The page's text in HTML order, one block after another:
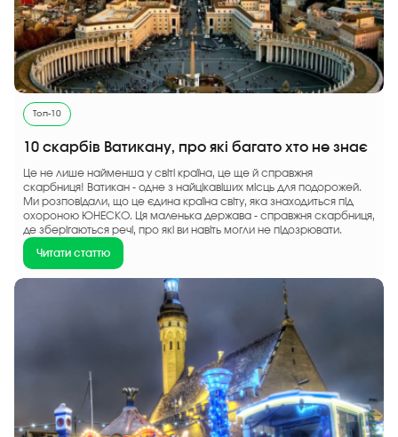
Топ-10
10 скарбів Ватикану, про які багато хто не знає
Це не лише найменша у світі країна, це ще й справжня
скарбниця! Ватикан - одне з найцікавіших місць для подорожей.
Ми розповідали, що це єдина країна світу, яка знаходиться під
охороною ЮНЕСКО. Ця маленька держава - справжня скарбниця,
де зберігаються речі, про які ви навіть могли не підозрювати.
Читати статтю